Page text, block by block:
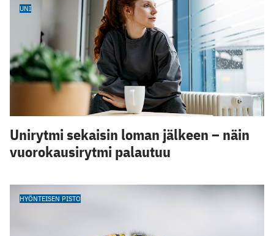
UNI
Unirytmi sekaisin loman jälkeen – näin
vuorokausirytmi palautuu
HYÖNTEISEN PISTO